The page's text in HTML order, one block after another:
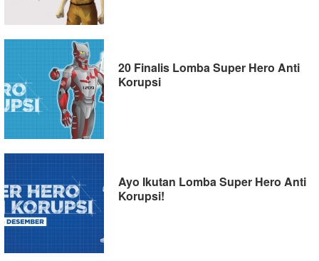
20 Finalis Lomba Super Hero Anti
Korupsi
Ayo Ikutan Lomba Super Hero Anti
Korupsi!